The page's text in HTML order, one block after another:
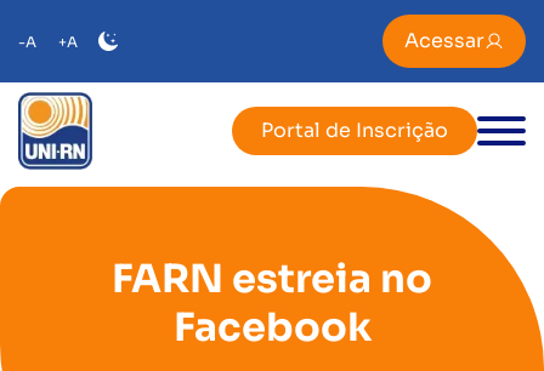
-A +A Acessar
Portal de Inscrição
FARN estreia no
Facebook